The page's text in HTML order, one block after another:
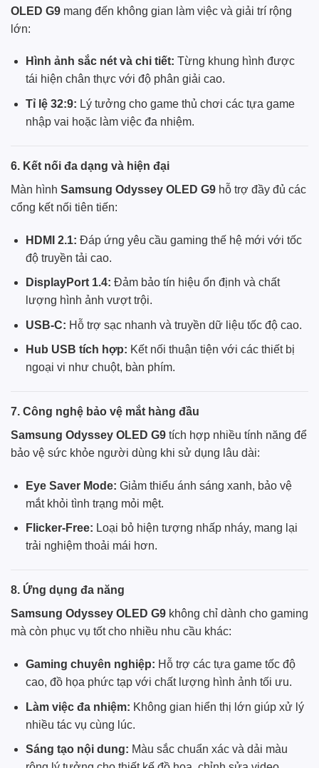
OLED G9 mang đến không gian làm việc và giải trí rộng
lớn:
Hình ảnh sắc nét và chi tiết: Từng khung hình được
tái hiện chân thực với độ phân giải cao.
Tỉ lệ 32:9: Lý tưởng cho game thủ chơi các tựa game
nhập vai hoặc làm việc đa nhiệm.
6. Kết nối đa dạng và hiện đại
Màn hình Samsung Odyssey OLED G9 hỗ trợ đầy đủ các
cổng kết nối tiên tiến:
HDMI 2.1: Đáp ứng yêu cầu gaming thế hệ mới với tốc
độ truyền tải cao.
DisplayPort 1.4: Đảm bảo tín hiệu ổn định và chất
lượng hình ảnh vượt trội.
USB-C: Hỗ trợ sạc nhanh và truyền dữ liệu tốc độ cao.
Hub USB tích hợp: Kết nối thuận tiện với các thiết bị
ngoại vi như chuột, bàn phím.
7. Công nghệ bảo vệ mắt hàng đầu
Samsung Odyssey OLED G9 tích hợp nhiều tính năng để
bảo vệ sức khỏe người dùng khi sử dụng lâu dài:
Eye Saver Mode: Giảm thiểu ánh sáng xanh, bảo vệ
mắt khỏi tình trạng mỏi mệt.
Flicker-Free: Loại bỏ hiện tượng nhấp nháy, mang lại
trải nghiệm thoải mái hơn.
8. Ứng dụng đa năng
Samsung Odyssey OLED G9 không chỉ dành cho gaming
mà còn phục vụ tốt cho nhiều nhu cầu khác:
Gaming chuyên nghiệp: Hỗ trợ các tựa game tốc độ
cao, đồ họa phức tạp với chất lượng hình ảnh tối ưu.
Làm việc đa nhiệm: Không gian hiển thị lớn giúp xử lý
nhiều tác vụ cùng lúc.
Sáng tạo nội dung: Màu sắc chuẩn xác và dải màu